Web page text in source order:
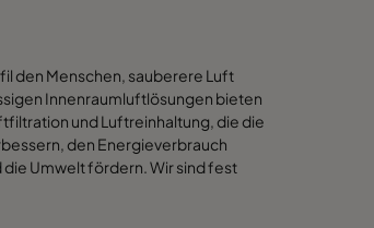
den Menschen, sauberere Luft
Innenraumluftlösungen bieten
und Luftreinhaltung, die die
den Energieverbrauch
Umwelt fördern. Wir sind fest
Kunden auch die besten
wir bei jedem Schritt -